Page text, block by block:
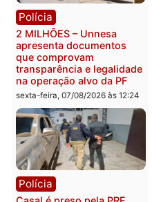
Marcos Rogério apresenta
Plano de Governo com
228 projetos, metas
públicas e
acompanhamento de
resultados
sexta-feira, 07/08/2026 às 18:49
Polícia